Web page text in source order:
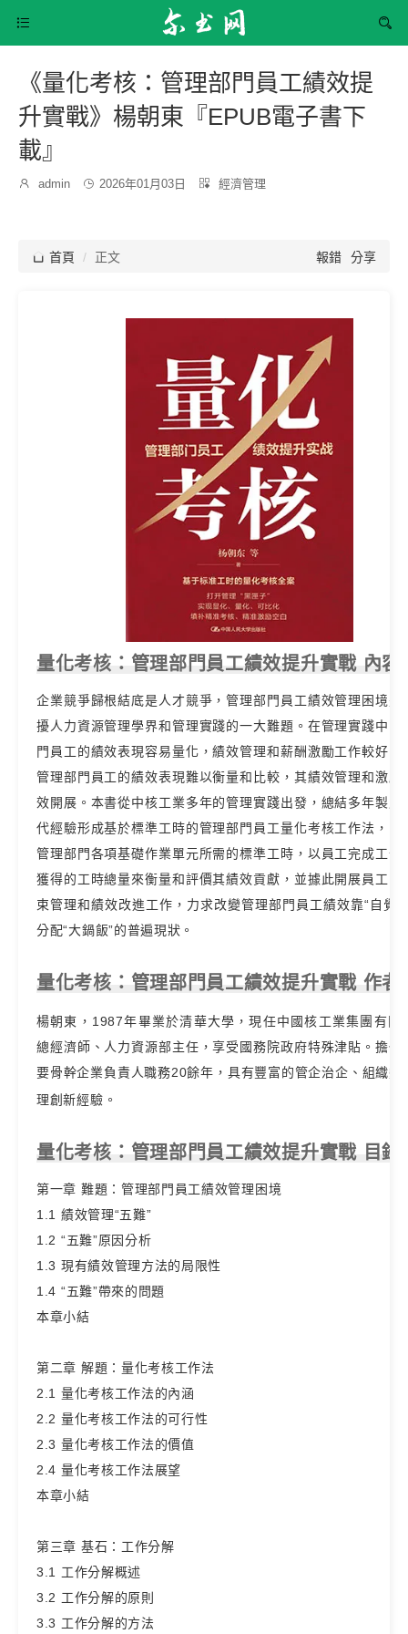


《量化考核：管理部門員工績效提
升實戰》楊朝東『EPUB電子書下
載』

博
admin  發
2026年01月03日 
分
經濟管理
 首頁 正文 報錯 分享
量化考核：管理部門員工績效提升實戰 內容
企業競爭歸根結底是人才競爭，管理部門員工績效管理困境是
擾人力資源管理學界和管理實踐的一大難題。在管理實踐中，
門員工的績效表現容易量化，績效管理和薪酬激勵工作較好開
管理部門員工的績效表現難以衡量和比較，其績效管理和激勵
效開展。本書從中核工業多年的管理實踐出發，總結多年製度
代經驗形成基於標準工時的管理部門員工量化考核工作法，明
管理部門各項基礎作業單元所需的標準工時，以員工完成工作
獲得的工時總量來衡量和評價其績效貢獻，並據此開展員工的
束管理和績效改進工作，力求改變管理部門員工績效靠“自覺”
分配“大鍋飯”的普遍現狀。
量化考核：管理部門員工績效提升實戰 作者
楊朝東，1987年畢業於清華大學，現任中國核工業集團有限
總經濟師、人力資源部主任，享受國務院政府特殊津貼。擔任
要骨幹企業負責人職務20餘年，具有豐富的管企治企、組織變
理創新經驗。
量化考核：管理部門員工績效提升實戰 目錄
第一章 難題：管理部門員工績效管理困境
1.1 績效管理“五難”
1.2 “五難”原因分析
1.3 現有績效管理方法的局限性
1.4 “五難”帶來的問題
本章小結
第二章 解題：量化考核工作法
2.1 量化考核工作法的內涵
2.2 量化考核工作法的可行性
2.3 量化考核工作法的價值
2.4 量化考核工作法展望
本章小結
第三章 基石：工作分解
3.1 工作分解概述
3.2 工作分解的原則
3.3 工作分解的方法